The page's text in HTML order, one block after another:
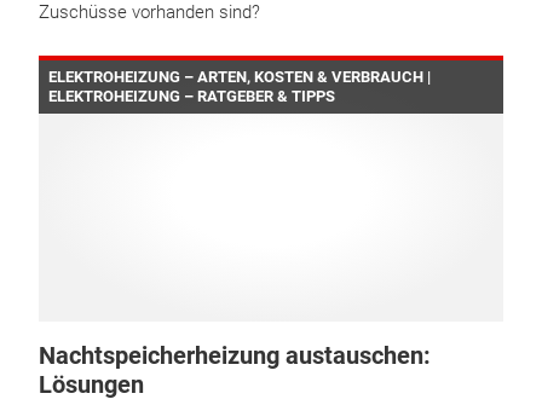
Zuschüsse vorhanden sind?
ELEKTROHEIZUNG – ARTEN, KOSTEN & VERBRAUCH |
ELEKTROHEIZUNG – RATGEBER & TIPPS
Nachtspeicherheizung austauschen:
Lösungen